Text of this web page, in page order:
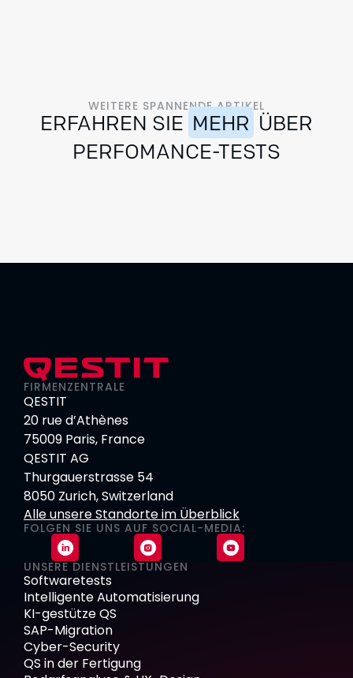
WEITERE SPANNENDE ARTIKEL
ERFAHREN SIE MEHR ÜBER
PERFOMANCE-TESTS
FIRMENZENTRALE
QESTIT
20 rue d’Athènes
75009 Paris, France
QESTIT AG
Thurgauerstrasse 54
8050 Zurich, Switzerland
Alle unsere Standorte im Überblick
FOLGEN SIE UNS AUF SOCIAL-MEDIA:
UNSERE DIENSTLEISTUNGEN
Softwaretests
Intelligente Automatisierung
KI-gestütze QS
SAP-Migration
Cyber-Security
QS in der Fertigung